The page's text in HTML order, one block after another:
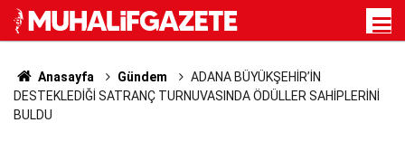
Anasayfa Gündem
ADANA BÜYÜKŞEHİR’İN
DESTEKLEDİĞİ SATRANÇ TURNUVASINDA ÖDÜLLER SAHİPLERİNİ
BULDU